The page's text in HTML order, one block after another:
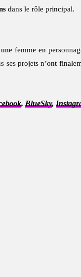
dans le rôle principal.
femme en
ses projets n’ont
, BlueSky,